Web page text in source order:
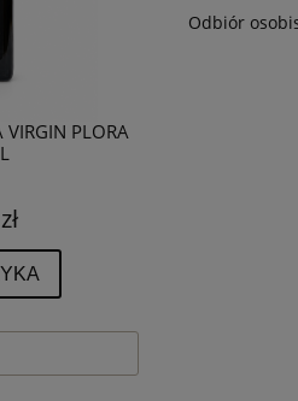
PLORA
Odbiór